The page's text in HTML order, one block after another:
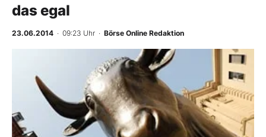
Finanz-Check
BO-Musterdepots
Experten
Mein B:O
das egal
23.06.2014 · 09:23 Uhr · Börse Online Redaktion